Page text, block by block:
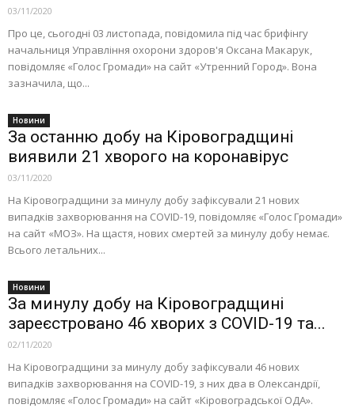
03/11/2020
Про це, сьогодні 03 листопада, повідомила під час брифінгу
начальниця Управління охорони здоров'я Оксана Макарук,
повідомляє «Голос Громади» на сайт «Утренний Город». Вона
зазначила, що...
Новини
За останню добу на Кіровоградщині
виявили 21 хворого на коронавірус
03/11/2020
На Кіровоградщини за минулу добу зафіксували 21 нових
випадків захворювання на COVID-19, повідомляє «Голос Громади»
на сайт «МОЗ». На щастя, нових смертей за минулу добу немає.
Всього летальних...
Новини
За минулу добу на Кіровоградщині
зареєстровано 46 хворих з COVID-19 та...
02/11/2020
На Кіровоградщини за минулу добу зафіксували 46 нових
випадків захворювання на COVID-19, з них два в Олександрії,
повідомляє «Голос Громади» на сайт «Кіровоградської ОДА».